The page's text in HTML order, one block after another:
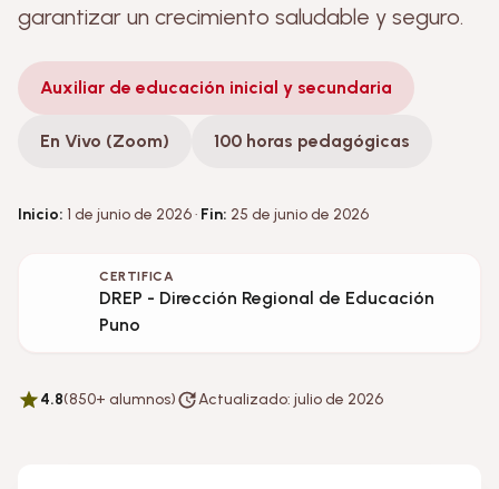
garantizar un crecimiento saludable y seguro.
Auxiliar de educación inicial y secundaria
En Vivo (Zoom) 100 horas pedagógicas
Inicio: 1 de junio de 2026 · Fin: 25 de junio de 2026
CERTIFICA
DREP - Dirección Regional de Educación
Puno
4.8(850+ alumnos) Actualizado: julio de 2026